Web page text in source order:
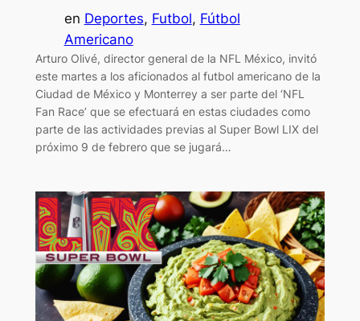
en Deportes, Futbol, Fútbol
Americano
Arturo Olivé, director general de la NFL México, invitó
este martes a los aficionados al futbol americano de la
Ciudad de México y Monterrey a ser parte del ‘NFL
Fan Race’ que se efectuará en estas ciudades como
parte de las actividades previas al Super Bowl LIX del
próximo 9 de febrero que se jugará…